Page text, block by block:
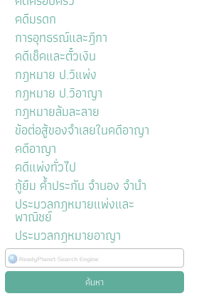
คดีมรดก
การอุทธรณ์และฎีกา
คดีเช็คและตั๋วเงิน
กฎหมาย ป.วิแพ่ง
กฎหมาย ป.วิอาญา
กฎหมายล้มละลาย
ข้อต่อสู้ของจำเลยในคดีอาญา
คดีอาญา
คดีแพ่งทั่วไป
กู้ยืม ค้ำประกัน จำนอง จำนำ
ประมวลกฎหมายแพ่งและ
พาณิชย์
ประมวลกฎหมายอาญา